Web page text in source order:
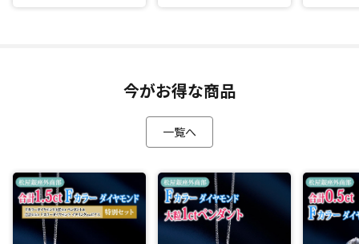
今がお得な商品
一覧へ